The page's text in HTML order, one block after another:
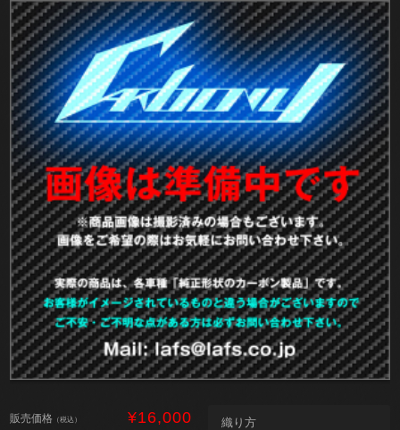
販売価格 （税込） ¥16,000 織り方